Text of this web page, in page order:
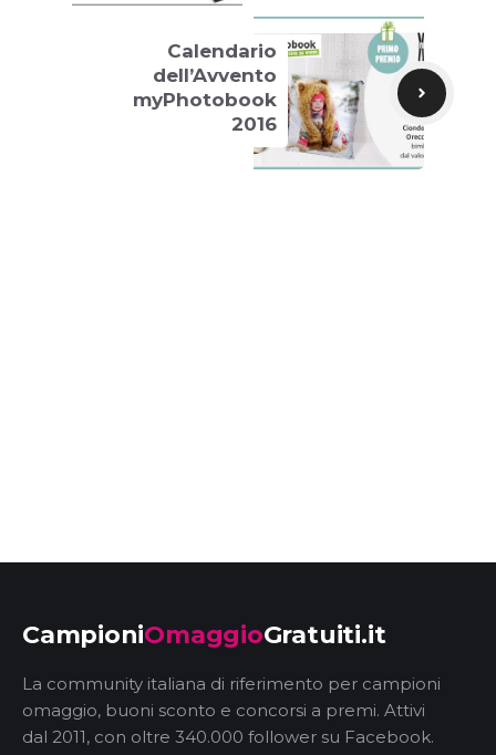
Calendario
dell’Avvento
myPhotobook
2016
CampioniOmaggioGratuiti.it
La community italiana di riferimento per campioni
omaggio, buoni sconto e concorsi a premi. Attivi
dal 2011, con oltre 340.000 follower su Facebook.